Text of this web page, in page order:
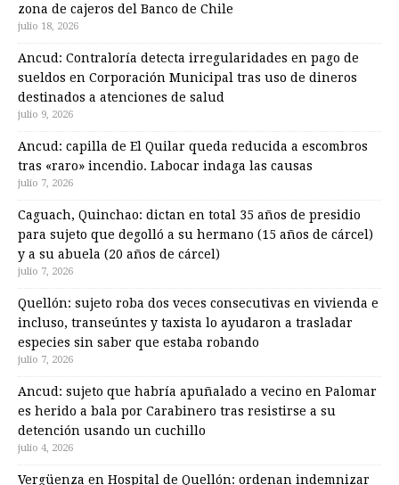
zona de cajeros del Banco de Chile
julio 18, 2026
Ancud: Contraloría detecta irregularidades en pago de
sueldos en Corporación Municipal tras uso de dineros
destinados a atenciones de salud
julio 9, 2026
Ancud: capilla de El Quilar queda reducida a escombros
tras «raro» incendio. Labocar indaga las causas
julio 7, 2026
Caguach, Quinchao: dictan en total 35 años de presidio
para sujeto que degolló a su hermano (15 años de cárcel)
y a su abuela (20 años de cárcel)
julio 7, 2026
Quellón: sujeto roba dos veces consecutivas en vivienda e
incluso, transeúntes y taxista lo ayudaron a trasladar
especies sin saber que estaba robando
julio 7, 2026
Ancud: sujeto que habría apuñalado a vecino en Palomar
es herido a bala por Carabinero tras resistirse a su
detención usando un cuchillo
julio 4, 2026
Vergüenza en Hospital de Quellón: ordenan indemnizar